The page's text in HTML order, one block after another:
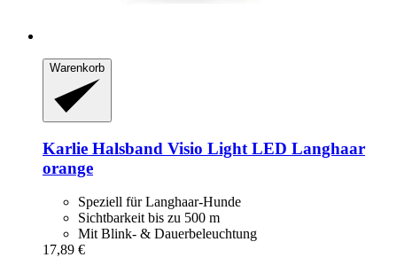
Warenkorb
Karlie Halsband Visio Light LED Langhaar
orange
Speziell für Langhaar-Hunde
Sichtbarkeit bis zu 500 m
Mit Blink- & Dauerbeleuchtung
17,89 €